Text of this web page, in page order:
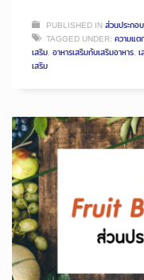
PUBLISHED INส่วนประกอ
TAGGED UNDER: ความแต
เสริม, อาหารเสริมกับเสริมอาหาร,
เสริม